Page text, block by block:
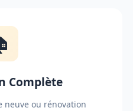
Complète
ou rénovation